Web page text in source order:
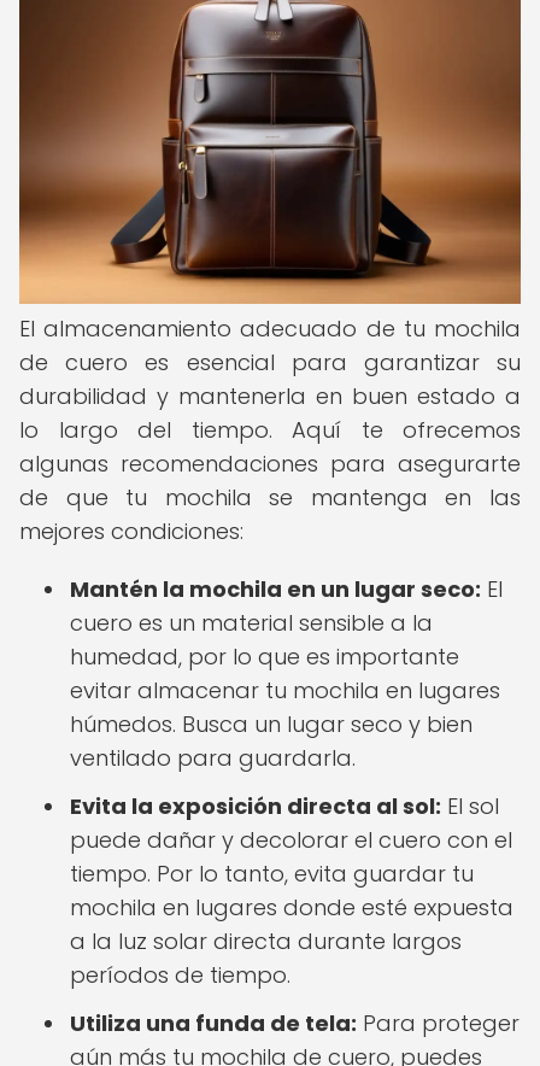
El almacenamiento adecuado de tu mochila
de cuero es esencial para garantizar su
durabilidad y mantenerla en buen estado a
lo largo del tiempo. Aquí te ofrecemos
algunas recomendaciones para asegurarte
de que tu mochila se mantenga en las
mejores condiciones:
Mantén la mochila en un lugar seco: El
cuero es un material sensible a la
humedad, por lo que es importante
evitar almacenar tu mochila en lugares
húmedos. Busca un lugar seco y bien
ventilado para guardarla.
Evita la exposición directa al sol: El sol
puede dañar y decolorar el cuero con el
tiempo. Por lo tanto, evita guardar tu
mochila en lugares donde esté expuesta
a la luz solar directa durante largos
períodos de tiempo.
Utiliza una funda de tela: Para proteger
aún más tu mochila de cuero, puedes